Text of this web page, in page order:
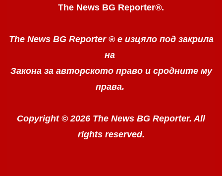
The News BG Reporter®.
The News BG Reporter ® е изцяло под закрила
на
Закона за авторското право и сродните му
права.
Copyright © 2026 The News BG Reporter. All
rights reserved.